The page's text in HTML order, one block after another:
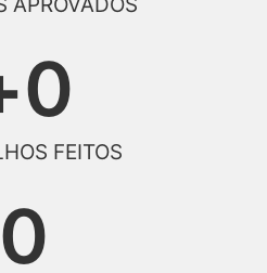
APROVADOS
FEITOS
0
0